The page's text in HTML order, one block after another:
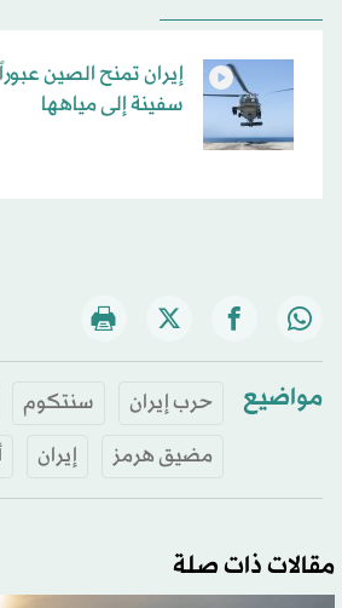
إيران تمنح الصين
سفينة إلى مياهها
مواضيع حرب إيران سنتكوم
مضيق هرمز
إيران
مقالات ذات صلة